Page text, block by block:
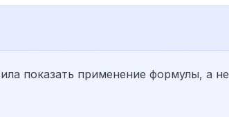
показать применение формулы, а не